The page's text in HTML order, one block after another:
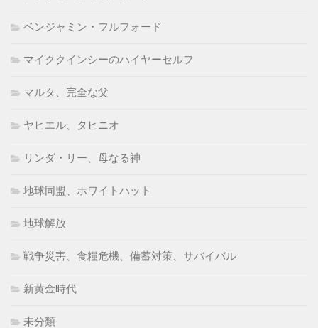
ベンジャミン・フルフォード
マイククインシーのハイヤーセルフ
マルタ、完全な父
ヤヒエル、タヒニオ
リンダ・リー、母なる神
地球同盟、ホワイトハット
地球解放
戦争災害、食糧危機、備蓄対策、サバイバル
新黄金時代
未分類